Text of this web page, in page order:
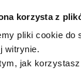
korzysta z
pliki cookie do
witrynie.
jak
Do koszyka